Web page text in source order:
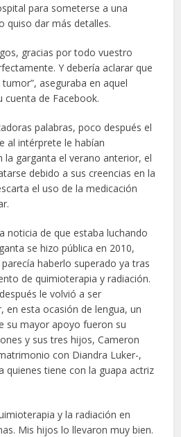
para someterse a una
quiso dar más detalles.
gracias por todo vuestro
Y debería aclarar que
aseguraba en aquel
de Facebook.
palabras, poco después el
al intérprete le habían
la garganta el verano anterior, el
debido a sus creencias en la
el uso de la medicación
noticia de que estaba luchando
se hizo pública en 2010,
haberlo superado ya tras
de quimioterapia y radiación.
le volvió a ser
en esta ocasión de lengua, un
su mayor apoyo fueron su
y sus tres hijos, Cameron
con Diandra Luker-,
quienes tiene con la guapa actriz
y la radiación en
Mis hijos lo llevaron muy bien.